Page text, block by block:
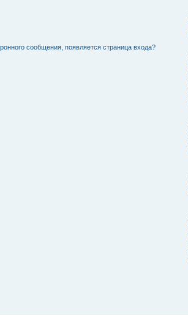
сообщения, появляется страница входа?